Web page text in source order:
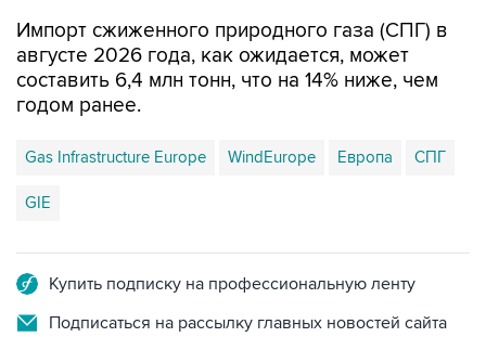
Импорт сжиженного природного газа (СПГ) в
августе 2026 года, как ожидается, может
составить 6,4 млн тонн, что на 14% ниже, чем
годом ранее.
Gas Infrastructure Europe WindEurope Европа СПГ
GIE
Купить подписку на профессиональную ленту
Подписаться на рассылку главных новостей сайта